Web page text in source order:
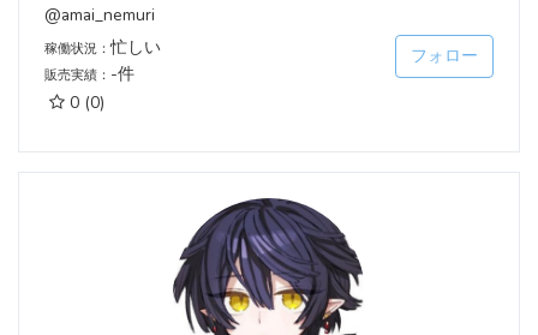
@amai_nemuri
稼働状況：忙しい
販売実績： -件
0 (0)
フォロー